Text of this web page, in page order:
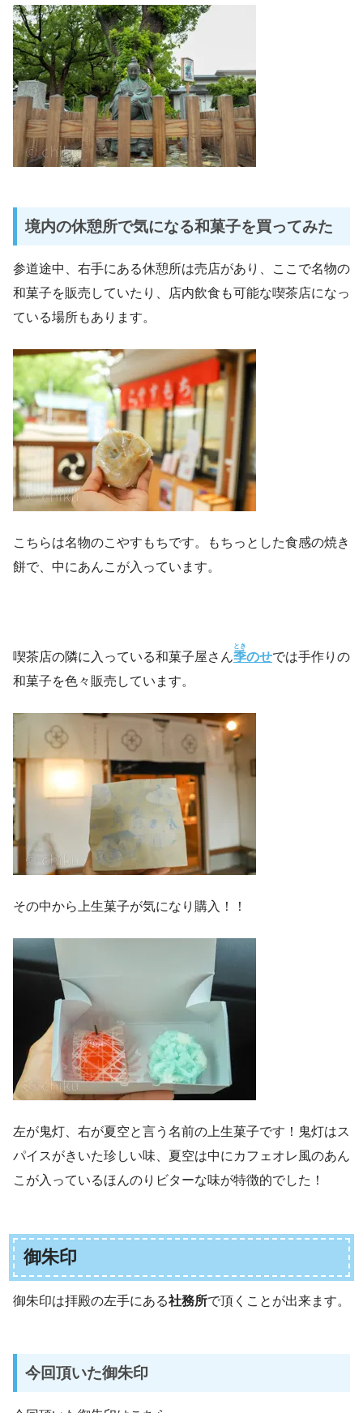
境内の休憩所で気になる和菓子を買ってみた
参道途中、右手にある休憩所は売店があり、ここで名物の
和菓子を販売していたり、店内飲食も可能な喫茶店になっ
ている場所もあります。
こちらは名物のこやすもちです。もちっとした食感の焼き
餅で、中にあんこが入っています。
喫茶店の隣に入っている和菓子屋さん季
とき
のせでは手作りの
和菓子を色々販売しています。
その中から上生菓子が気になり購入！！
左が鬼灯、右が夏空と言う名前の上生菓子です！鬼灯はス
パイスがきいた珍しい味、夏空は中にカフェオレ風のあん
こが入っているほんのりビターな味が特徴的でした！
御朱印
御朱印は拝殿の左手にある社務所で頂くことが出来ます。
今回頂いた御朱印